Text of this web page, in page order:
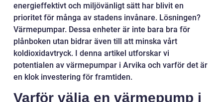
energieffektivt och miljövänligt sätt har blivit en
prioritet för många av stadens invånare. Lösningen?
Värmepumpar. Dessa enheter är inte bara bra för
plånboken utan bidrar även till att minska vårt
koldioxidavtryck. I denna artikel utforskar vi
potentialen av värmepumpar i Arvika och varför det är
en klok investering för framtiden.
Varför välja en värmepump i